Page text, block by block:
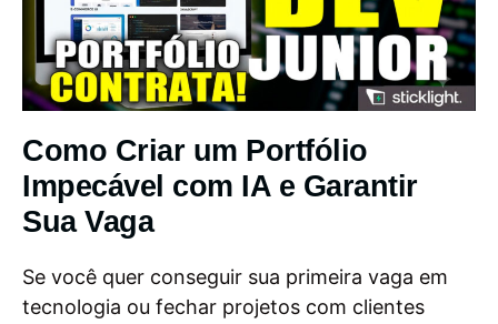
Como Criar um Portfólio
Impecável com IA e Garantir
Sua Vaga
Se você quer conseguir sua primeira vaga em
tecnologia ou fechar projetos com clientes